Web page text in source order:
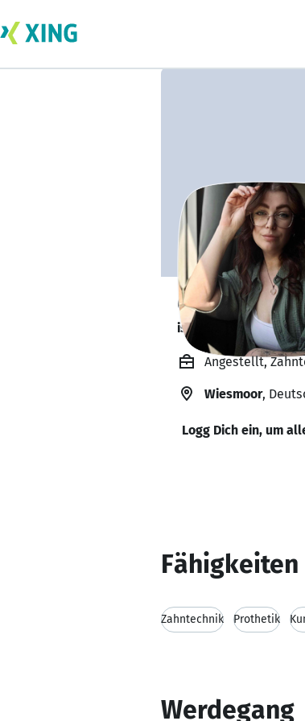
Charlotte
ist offen für Projekte.
Angestellt,
Wiesmoor,
Logg Dich ein, um
Zahntechnik Prothetik
Werdegang